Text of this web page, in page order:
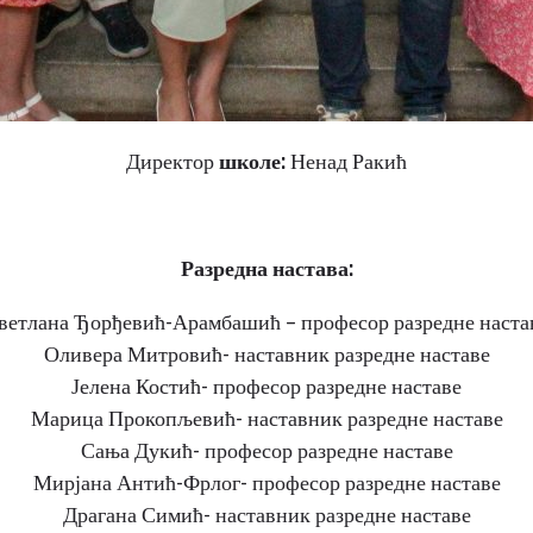
Директоршколе:Ненад Ракић
Разредна настава:
Ђорђевић-Арамбашић – професор разредне
Оливера Митровић- наставник разредне наставе
Јелена Костић- професор разредне наставе
Марица Прокопљевић- наставник разредне наставе
Сања Дукић- професор разредне наставе
Мирјана Антић-Фрлог- професор разредне наставе
Драгана Симић- наставник разредне наставе